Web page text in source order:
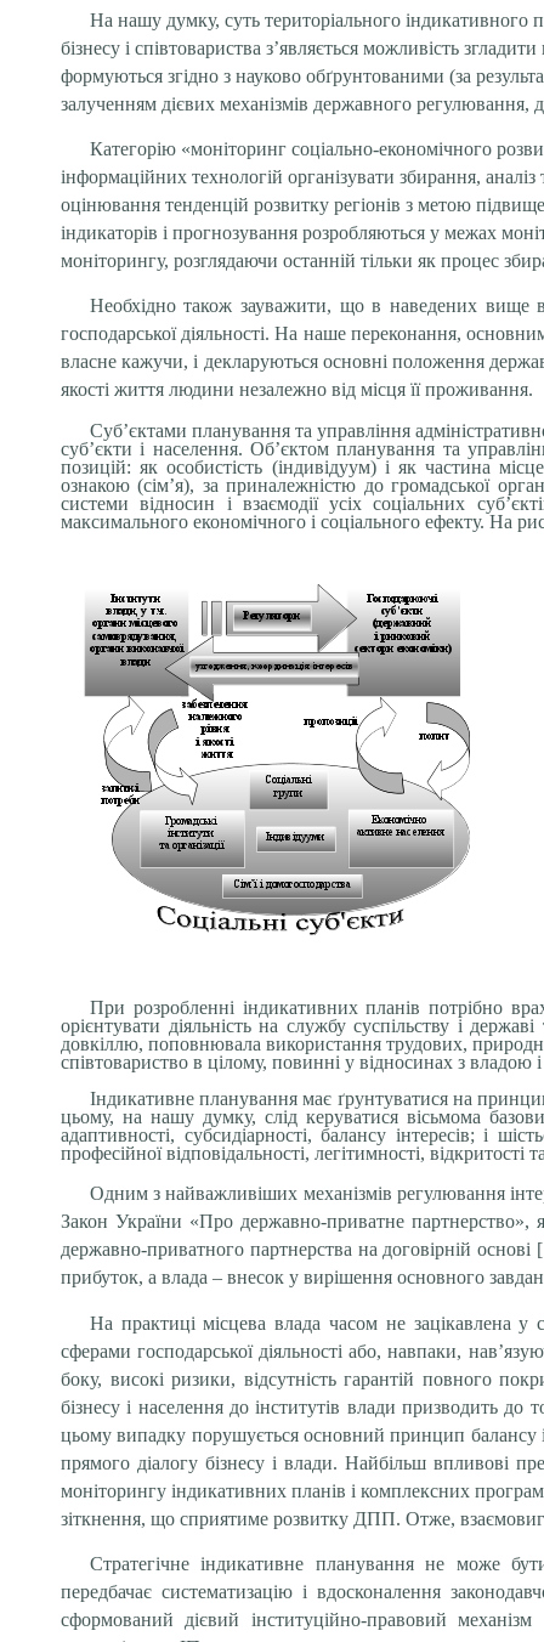
На нашу думку, суть територіального
бізнесу і співтовариства з’являється можливість
формуються згідно з науково обґрунтованими (за
залученням дієвих механізмів державного регулювання,
Категорію «моніторинг соціально-економічного
інформаційних технологій організувати збирання,
оцінювання тенденцій розвитку регіонів з метою
індикаторів і прогнозування розробляються у межах
моніторингу, розглядаючи останній тільки як процес
Необхідно також зауважити, що в наведених вище
господарської діяльності. На наше переконання,
власне кажучи, і декларуються основні положення
якості життя людини незалежно від місця її проживання.
Суб’єктами планування та управління
суб’єкти і населення. Об’єктом планування та
позицій: як особистість (індивідуум) і як частина
ознакою (сім’я), за приналежністю до громадської
системи відносин і взаємодії усіх соціальних
максимального економічного і соціального ефекту. На
При розробленні індикативних планів потрібно
орієнтувати діяльність на службу суспільству і
довкіллю, поповнювала використання трудових,
співтовариство в цілому, повинні у відносинах з
Індикативне планування має ґрунтуватися на
цьому, на нашу думку, слід керуватися вісьмома
адаптивності, субсидіарності, балансу інтересів; і
професійної відповідаль­ності, легітимності, відкритості
Одним з найважливіших механізмів регулювання
Закон України «Про державно-приватне партнерство»,
державно-приватного партнерства на договірній
прибуток, а влада – внесок у вирішення основного
На практиці місцева влада часом не зацікавлена у
сферами господарської діяльності або, навпаки,
боку, високі ризики, відсутність гарантій повного
бізнесу і населення до інститутів влади призводить
цьому випадку порушується основний принцип балансу
прямого діалогу бізнесу і влади. Найбільш впливові
моніторингу індикативних планів і комплексних
зіткнення, що сприятиме розвитку ДПП. Отже,
Стратегічне індикативне планування не може
передбачає систематизацію і вдосконалення
сформований дієвий інституційно-правовий